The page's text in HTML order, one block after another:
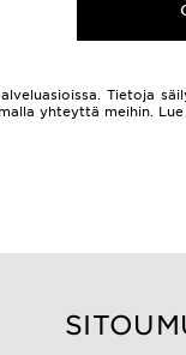
Tietoja
yhteyttä meihin.